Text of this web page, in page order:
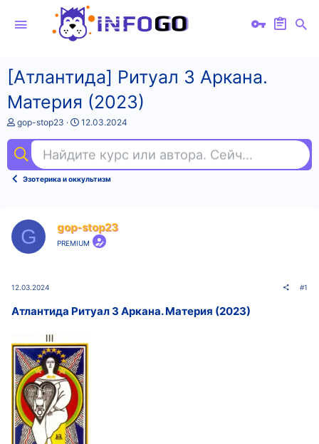
[Атлантида] Ритуал 3 Аркана.
Материя (2023)
А
т
о
т
gop-stop23
Д
а
н
а
а
12.03.2024
Найдите курс или автора. Сейчас ищут
Эзотерика и оккультизм
G gop-stop23
PREMIUM
12.03.2024 #1
Атлантида Ритуал 3 Аркана. Материя (2023)